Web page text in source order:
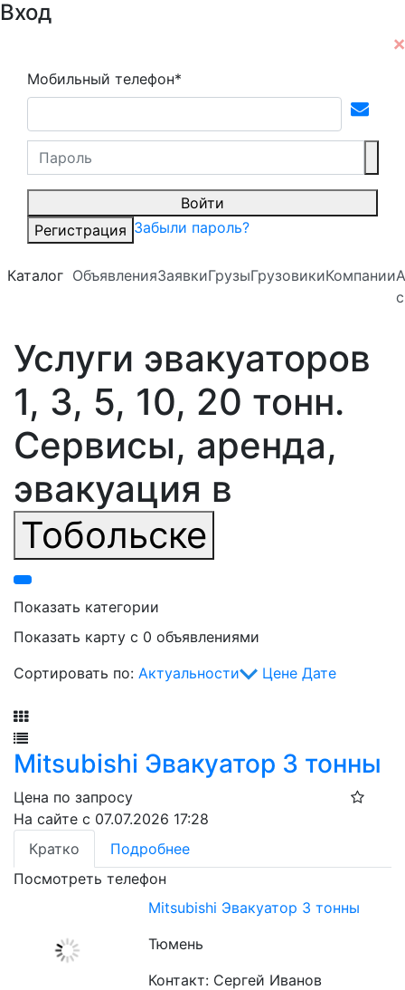
Вход
Мобильный телефон*
Войти
Регистрация Забыли пароль?
Каталог ОбъявленияЗаявкиГрузыГрузовикиКомпании
Услуги эвакуаторов
1, 3, 5, 10, 20 тонн.
Сервисы, аренда,
эвакуация в
Тобольске
Показать категории
Показать карту с 0 объявлениями
Сортировать по: Актуальности Цене Дате
Mitsubishi Эвакуатор 3 тонны
Цена по запросу
На сайте с 07.07.2026 17:28
Кратко
Подробнее
Посмотреть телефон
Mitsubishi Эвакуатор 3 тонны
Тюмень
Контакт: Сергей Иванов